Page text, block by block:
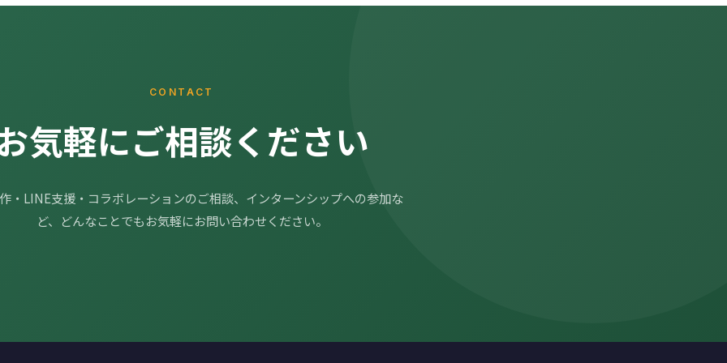
CONTACT
気軽にご相談ください
・LINE支援・コラボレーションのご相談、インターンシップへの参加な
ど、どんなことでもお気軽にお問い合わせください。